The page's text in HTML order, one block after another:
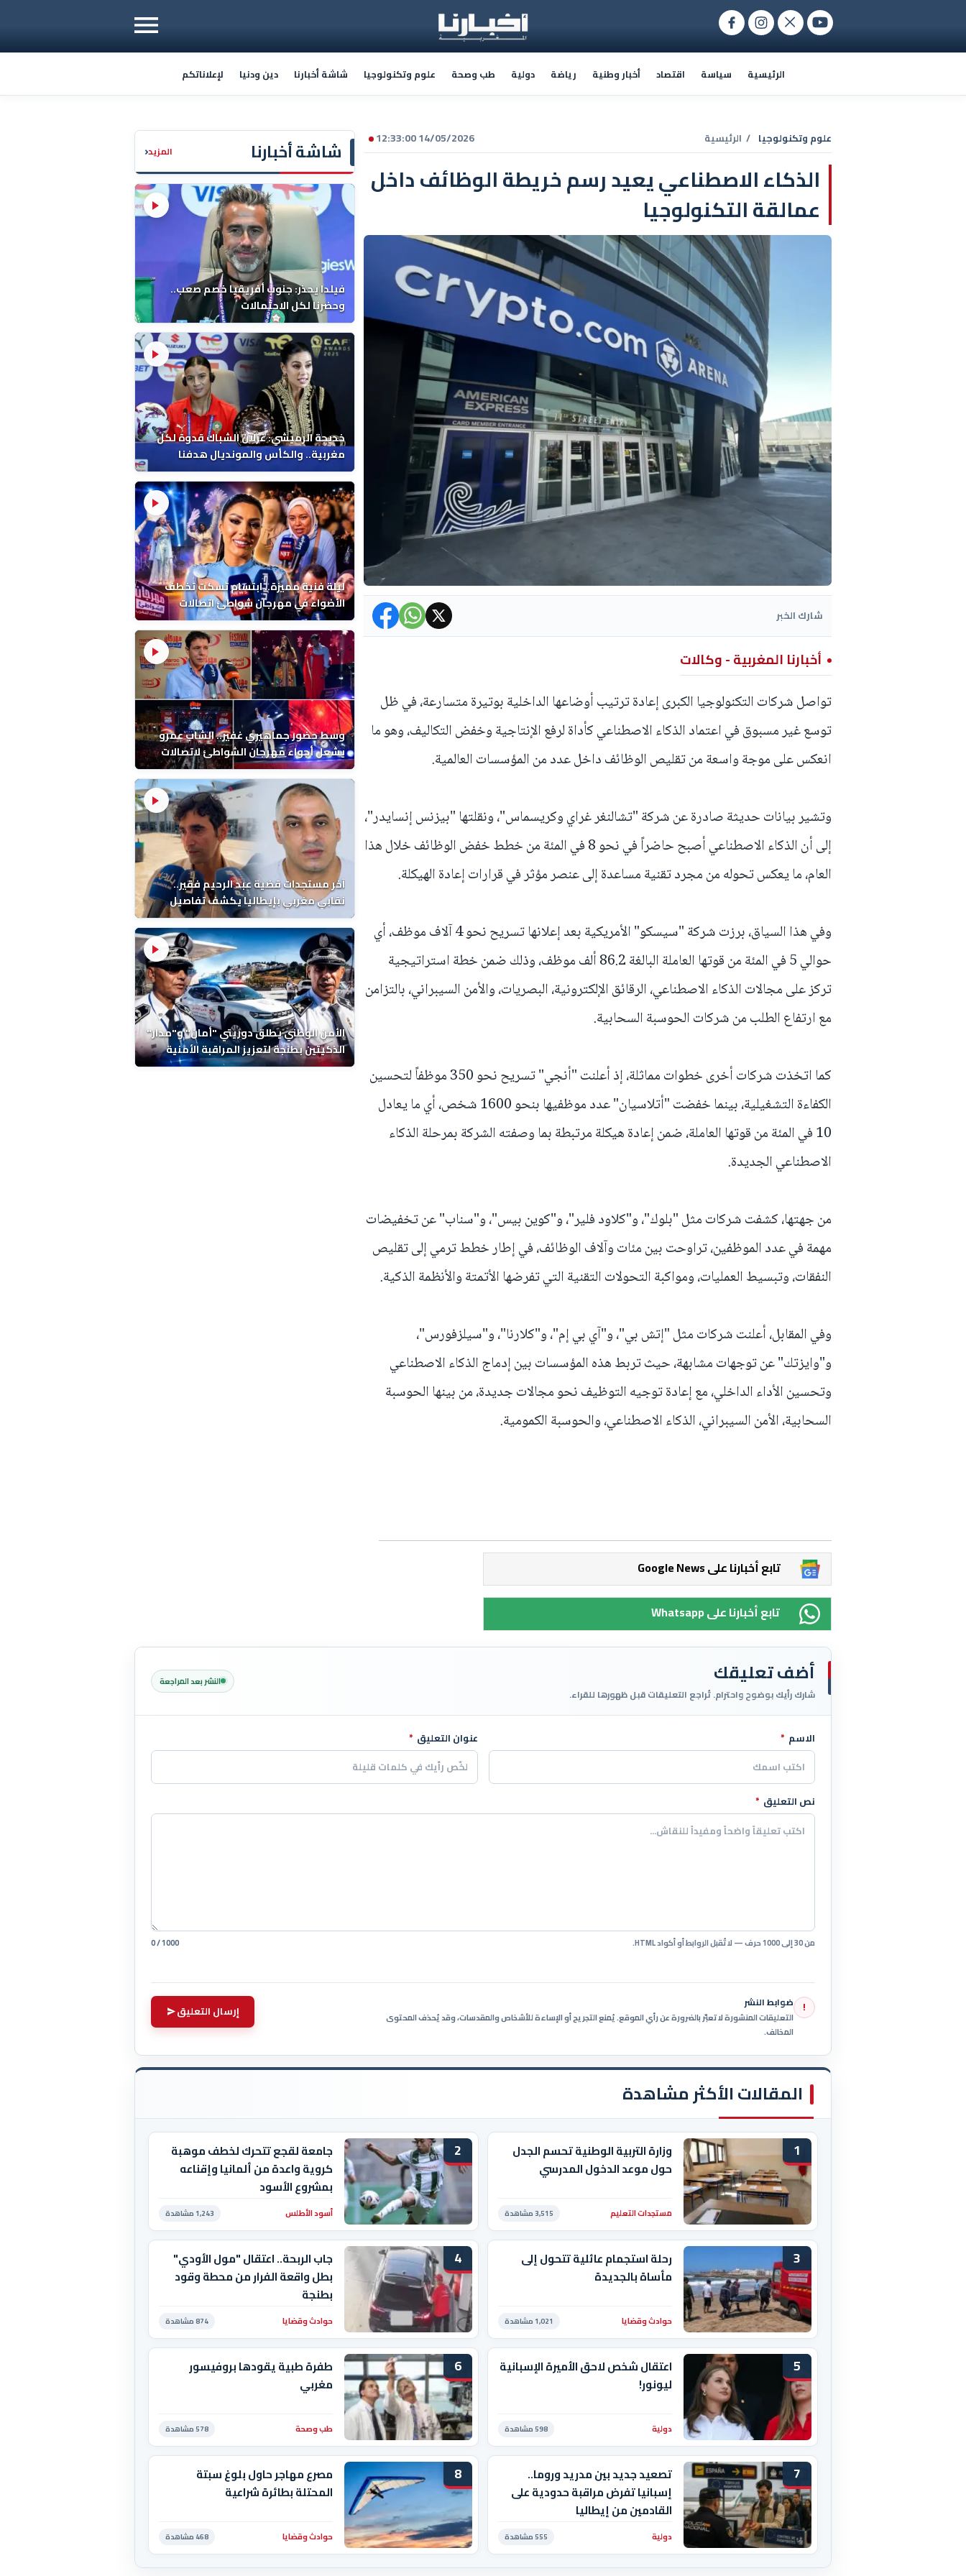
الرئيسية سياسة اقتصاد أخبار وطنية رياضة دولية طب وصحة علوم وتكنولوجيا شاشة أخبارنا دين ودنيا لإعلاناتكم
شاشة أخبارنا المزيد‹
فيلدا يحذر: جنوب أفريقيا خصم صعب..
وحضرنا لكل الاحتمالات
خديجة الرميشي: غزلان الشباك قدوة لكل
مغربية.. والكأس والمونديال هدفنا
ليلة فنية مميزة.. ابتسام تسكت تخطف
الأضواء في مهرجان شواطئ اتصالات
المغرب بالمضيق
وسط حضور جماهيري غفير.. الشاب عمرو
يشعل أجواء مهرجان الشواطئ لاتصالات
المغرب بطنجة
آخر مستجدات قضية عبد الرحيم فقير..
نقابي مغربي بإيطاليا يكشف تفاصيل
الوفاة ونتائج التشريح
الأمن الوطني يطلق دوريتي "أمان" و"مدار"
الذكيتين بطنجة لتعزيز المراقبة الأمنية
14/05/2026 12:33:00 علوم وتكنولوجيا / الرئيسية
الذكاء الاصطناعي يعيد رسم خريطة الوظائف داخل
عمالقة التكنولوجيا
شارك الخبر
أخبارنا المغربية - وكالات
تواصل شركات التكنولوجيا الكبرى إعادة ترتيب أوضاعها الداخلية بوتيرة متسارعة، في ظل
توسع غير مسبوق في اعتماد الذكاء الاصطناعي كأداة لرفع الإنتاجية وخفض التكاليف، وهو ما
انعكس على موجة واسعة من تقليص الوظائف داخل عدد من المؤسسات العالمية.
وتشير بيانات حديثة صادرة عن شركة "تشالنغر غراي وكريسماس"، ونقلتها "بيزنس إنسايدر"،
إلى أن الذكاء الاصطناعي أصبح حاضراً في نحو 8 في المئة من خطط خفض الوظائف خلال هذا
العام، ما يعكس تحوله من مجرد تقنية مساعدة إلى عنصر مؤثر في قرارات إعادة الهيكلة.
وفي هذا السياق، برزت شركة "سيسكو" الأمريكية بعد إعلانها تسريح نحو 4 آلاف موظف، أي
حوالي 5 في المئة من قوتها العاملة البالغة 86.2 ألف موظف، وذلك ضمن خطة استراتيجية
تركز على مجالات الذكاء الاصطناعي، الرقائق الإلكترونية، البصريات، والأمن السيبراني، بالتزامن
مع ارتفاع الطلب من شركات الحوسبة السحابية.
كما اتخذت شركات أخرى خطوات مماثلة، إذ أعلنت "أنجي" تسريح نحو 350 موظفاً لتحسين
الكفاءة التشغيلية، بينما خفضت "أتلاسيان" عدد موظفيها بنحو 1600 شخص، أي ما يعادل
10 في المئة من قوتها العاملة، ضمن إعادة هيكلة مرتبطة بما وصفته الشركة بمرحلة الذكاء
الاصطناعي الجديدة.
من جهتها، كشفت شركات مثل "بلوك"، و"كلاود فلير"، و"كوين بيس"، و"سناب" عن تخفيضات
مهمة في عدد الموظفين، تراوحت بين مئات وآلاف الوظائف، في إطار خطط ترمي إلى تقليص
النفقات، وتبسيط العمليات، ومواكبة التحولات التقنية التي تفرضها الأتمتة والأنظمة الذكية.
وفي المقابل، أعلنت شركات مثل "إتش بي"، و"آي بي إم"، و"كلارنا"، و"سيلزفورس"،
و"وايزتك" عن توجهات مشابهة، حيث تربط هذه المؤسسات بين إدماج الذكاء الاصطناعي
وتحسين الأداء الداخلي، مع إعادة توجيه التوظيف نحو مجالات جديدة، من بينها الحوسبة
السحابية، الأمن السيبراني، الذكاء الاصطناعي، والحوسبة الكمومية.
Google News تابع أخبارنا على
Whatsapp تابع أخبارنا على
أضف تعليقك
شارك رأيك بوضوح واحترام. تُراجع التعليقات قبل ظهورها للقراء.
النشر بعد المراجعة
اترك هذا الحقل فارغاً
الاسم * عنوان التعليق *
نص التعليق *
من 30 إلى 1000 حرف — لا تُقبل الروابط أو أكواد HTML. 0 / 1000
! ضوابط النشر
التعليقات المنشورة لا تعبّر بالضرورة عن رأي الموقع. يُمنع التجريح أو الإساءة للأشخاص والمقدسات، وقد يُحذف المحتوى
المخالف.
إرسال التعليق
المقالات الأكثر مشاهدة
1
وزارة التربية الوطنية تحسم الجدل
حول موعد الدخول المدرسي
مستجدات التعليم 3,515 مشاهدة
2
جامعة لقجع تتحرك لخطف موهبة
كروية واعدة من ألمانيا وإقناعه
بمشروع الأسود
أسود الأطلس 1,243 مشاهدة
3
رحلة استجمام عائلية تتحول إلى
مأساة بالجديدة
حوادث وقضايا 1,021 مشاهدة
4
جاب الربحة.. اعتقال "مول الأودي"
بطل واقعة الفرار من محطة وقود
بطنجة
حوادث وقضايا 874 مشاهدة
5
اعتقال شخص لاحق الأميرة الإسبانية
ليونور!
دولية 598 مشاهدة
6
طفرة طبية يقودها بروفيسور
مغربي
طب وصحة 578 مشاهدة
7
تصعيد جديد بين مدريد وروما..
إسبانيا تفرض مراقبة حدودية على
القادمين من إيطاليا
دولية 555 مشاهدة
8
مصرع مهاجر حاول بلوغ سبتة
المحتلة بطائرة شراعية
حوادث وقضايا 468 مشاهدة